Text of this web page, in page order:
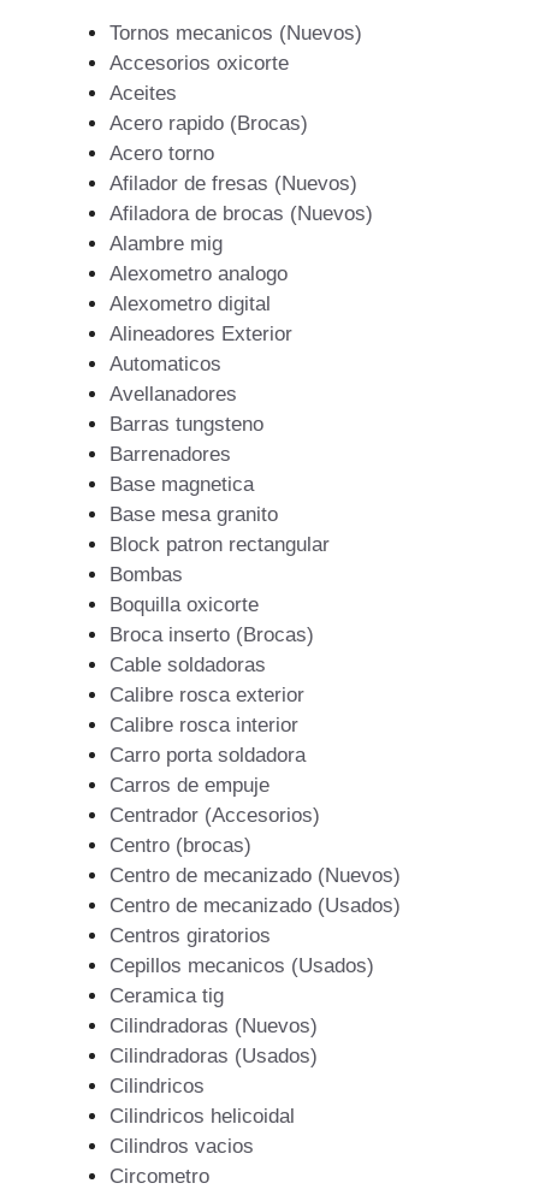
Tornos mecanicos (Nuevos)
Accesorios oxicorte
Aceites
Acero rapido (Brocas)
Acero torno
Afilador de fresas (Nuevos)
Afiladora de brocas (Nuevos)
Alambre mig
Alexometro analogo
Alexometro digital
Alineadores Exterior
Automaticos
Avellanadores
Barras tungsteno
Barrenadores
Base magnetica
Base mesa granito
Block patron rectangular
Bombas
Boquilla oxicorte
Broca inserto (Brocas)
Cable soldadoras
Calibre rosca exterior
Calibre rosca interior
Carro porta soldadora
Carros de empuje
Centrador (Accesorios)
Centro (brocas)
Centro de mecanizado (Nuevos)
Centro de mecanizado (Usados)
Centros giratorios
Cepillos mecanicos (Usados)
Ceramica tig
Cilindradoras (Nuevos)
Cilindradoras (Usados)
Cilindricos
Cilindricos helicoidal
Cilindros vacios
Circometro